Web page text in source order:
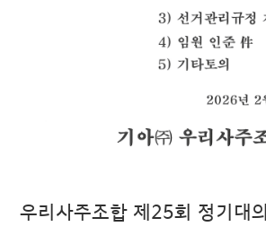
우리사주조합 제25회 정기대